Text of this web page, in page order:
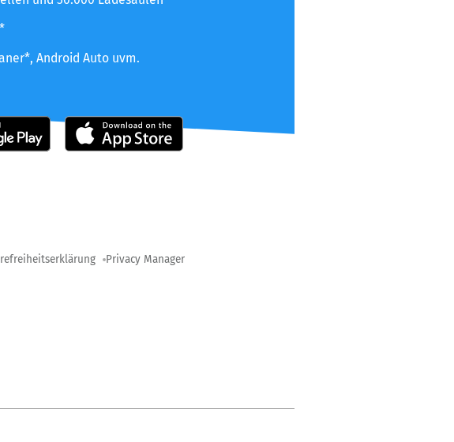
Android Auto uvm.
Privacy Manager